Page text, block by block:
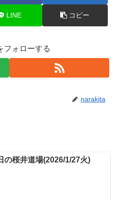
LINE コピー
フォローする
narakita
の桜井道場(2026/1/27火)